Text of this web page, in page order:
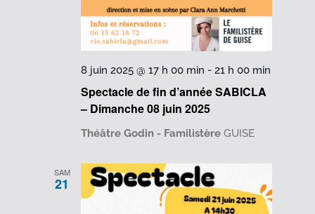
Spectacle de fin d’année SABICLA
– Dimanche 08 juin 2025
8 juin 2025 @ 17 h 00 min -21 h 00 min
Théâtre Godin - FamilistèreGUISE
SAM
21